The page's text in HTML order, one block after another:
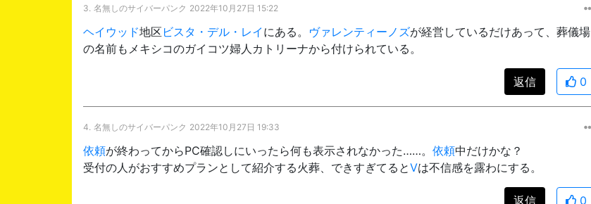
3. 名無しのサイバーパンク 2022年10月27日 15:22
ヘイウッド地区 ビスタ・デル・レイ にある。 ヴァレンティーノズが経営しているだけあって、葬儀場
の名前もメキシコのガイコツ婦人カトリーナから付けられている。
返信 0
4. 名無しのサイバーパンク 2022年10月27日 19:33
依頼が終わってからPC確認しにいったら何も表示されなかった……。 依頼中だけかな？
受付の人がおすすめプランとして紹介する火葬、できすぎてるとVは不信感を露わにする。
返信 0